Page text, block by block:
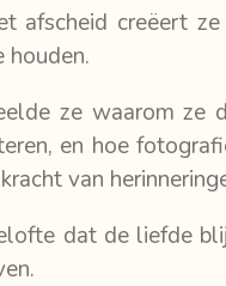
creëert ze
houden.
ze waarom ze
en hoe
van
dat de liefde